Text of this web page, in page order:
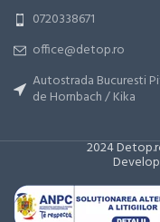
0720338671
office@detop.ro
Autostrada Bucuresti
de Hornbach / Kika
2024